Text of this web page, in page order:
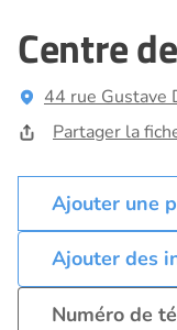
Centre
44 rue
Partager la
Ajouter des
Numéro de